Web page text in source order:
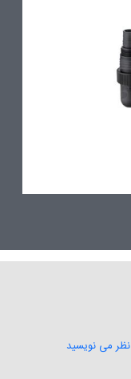
نظر می نویسید